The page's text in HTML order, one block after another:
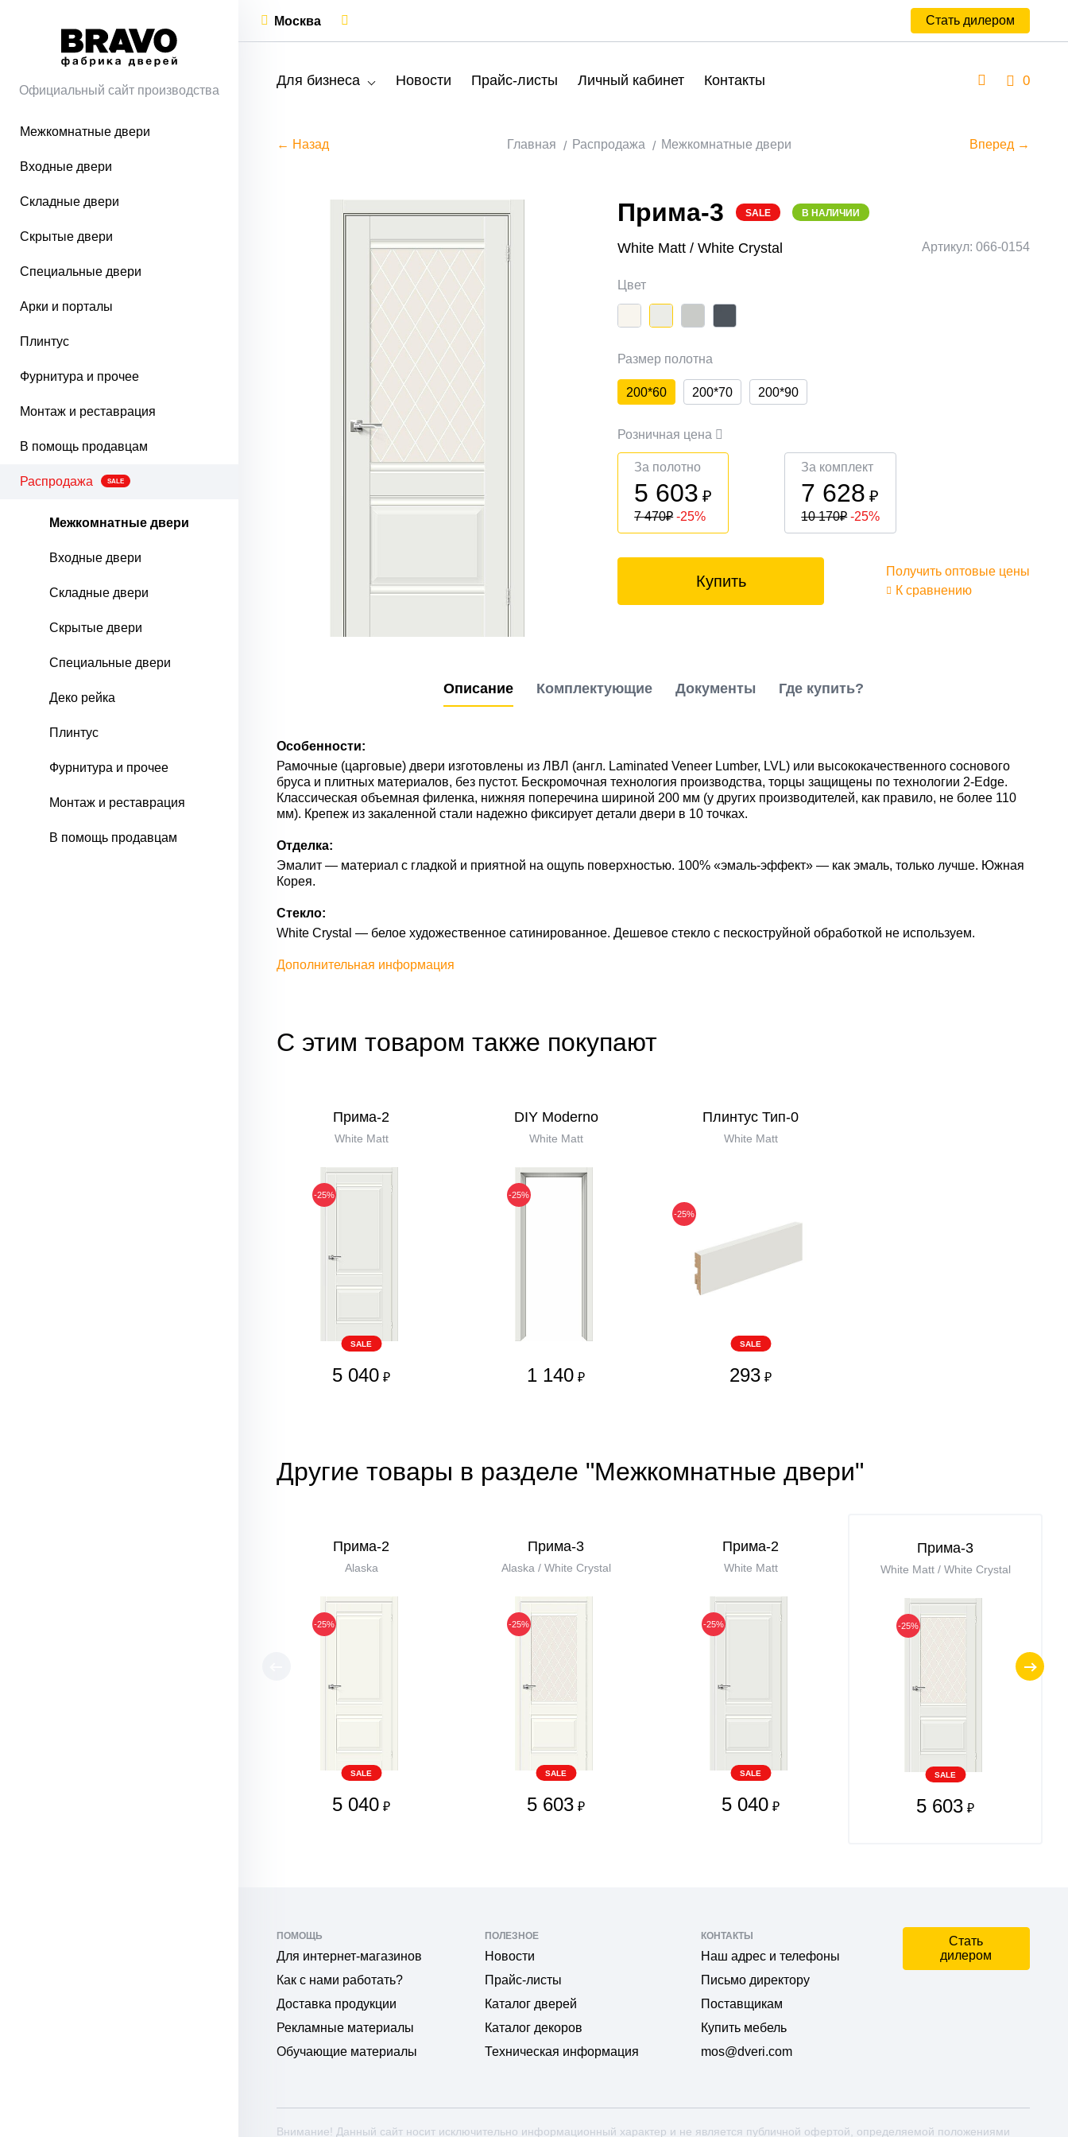
Официальный сайт производства
Межкомнатные двери
Входные двери
Складные двери
Скрытые двери
Специальные двери
Арки и порталы
Плинтус
Фурнитура и прочее
Монтаж и реставрация
В помощь продавцам
Распродажа SALE
Межкомнатные двери
Входные двери
Складные двери
Скрытые двери
Специальные двери
Деко рейка
Плинтус
Фурнитура и прочее
Монтаж и реставрация
В помощь продавцам
Москва Стать дилером
Для бизнеса Новости Прайс-листы Личный кабинет Контакты 0
← Назад Главная Распродажа Межкомнатные двери Вперед →
Прима-3 SALE В НАЛИЧИИ
White Matt / White Сrystal Артикул: 066-0154
Цвет
Размер полотна
200*60 200*70 200*90
Розничная цена
За полотно
5 603 ₽
7 470₽ -25%
За комплект
7 628 ₽
10 170₽ -25%
Купить
Получить оптовые цены
К сравнению
Описание Комплектующие Документы Где купить?
Особенности:
Рамочные (царговые) двери изготовлены из ЛВЛ (англ. Laminated Veneer Lumber, LVL) или высококачественного соснового
бруса и плитных материалов, без пустот. Бескромочная технология производства, торцы защищены по технологии 2-Edge.
Классическая объемная филенка, нижняя поперечина шириной 200 мм (у других производителей, как правило, не более 110
мм). Крепеж из закаленной стали надежно фиксирует детали двери в 10 точках.
Отделка:
Эмалит — материал с гладкой и приятной на ощупь поверхностью. 100% «эмаль-эффект» — как эмаль, только лучше. Южная
Корея.
Стекло:
White Сrystal — белое художественное сатинированное. Дешевое стекло с пескоструйной обработкой не используем.
Дополнительная информация
С этим товаром также покупают
Прима-2
White Matt
-25%
SALE
5 040 ₽
DIY Moderno
White Matt
-25%
1 140 ₽
Плинтус Тип-0
White Matt
-25%
SALE
293 ₽
Другие товары в разделе "Межкомнатные двери"
Прима-2
Alaska
-25%
SALE
5 040 ₽
Прима-3
Alaska / White Сrystal
-25%
SALE
5 603 ₽
Прима-2
White Matt
-25%
SALE
5 040 ₽
Прима-3
White Matt / White Сrystal
-25%
SALE
5 603 ₽
ПОМОЩЬ
Для интернет-магазинов
Как с нами работать?
Доставка продукции
Рекламные материалы
Обучающие материалы
ПОЛЕЗНОЕ
Новости
Прайс-листы
Каталог дверей
Каталог декоров
Техническая информация
КОНТАКТЫ
Наш адрес и телефоны
Письмо директору
Поставщикам
Купить мебель
mos@dveri.com
Стать
дилером
Внимание! Данный сайт носит исключительно информационный характер и не является публичной офертой, определяемой положениями